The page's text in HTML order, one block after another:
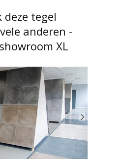
deze tegel
anderen -
XL